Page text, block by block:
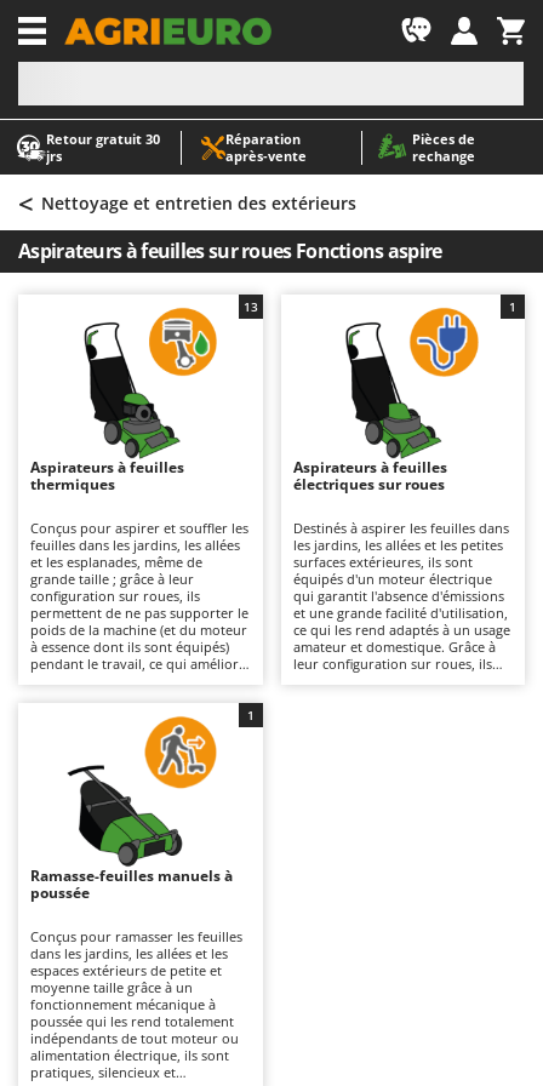
Retour gratuit 30
jrs
Réparation
après‑vente
Pièces de
rechange
-1
A
Abris de jardin
Accessoires pour tracteurs tondeuses autoportés
Aérateurs Scarificateurs pour gazon
Arracheuses de pommes de terre pour tracteur
Aspirateurs - Balais Électriques
Aspirateurs à cendres
Aspirateurs à feuilles sur roues
Aspirateurs de piscine
Aspirateurs Multifonctions
Atomiseurs agricoles pour tracteurs
Atomiseurs pour traitements
Autolaveuses
Autres produits
B
Balayeuses
Bancs de scie pour le bois - Scies à bûches
Barbecues
Bennes pour tracteur
Brosses pour sols extérieurs
Brouettes à moteur
Broyeurs à axe horizontal pour tracteur
Butteurs pour tracteur
C
Chargeurs de batterie - Démarreurs
Charrues pour tracteur
A
AgriEuro Premium
AgriEuro TOP-LINE
AGT
Airmec
AL-KO
ALA 2000
Alpina
Ama
Ambrogio Robot
Annovi Reverberi
ANTHBOT
Archman
Argo
Ariete
Artus
Attila
Awelco
B
Baesso
Bahco
< Nettoyage et entretien des extérieurs
Aspirateurs à feuilles sur roues Fonctions aspire
Aspirateurs à feuilles
thermiques
Conçus pour aspirer et souffler les
feuilles dans les jardins, les allées
et les esplanades, même de
grande taille ; grâce à leur
configuration sur roues, ils
permettent de ne pas supporter le
poids de la machine (et du moteur
à essence dont ils sont équipés)
pendant le travail, ce qui améliore
surfaces. Des machines adaptées
aussi bien aux amateurs qu'aux
professionnels, notamment grâce
à la puissance supérieure fournie
par le moteur thermique par
rapport au moteur électrique.
Certains modèles intègrent un
système de broyage des feuilles,
réduisant ainsi le volume des
déchets collectés et facilitant leur
élimination. Ils offrent un
rendement horaire élevé et une
entretien périodique du filtre à
air, de la bougie et de l'huile est
nécessaire, ainsi que le nettoyage
du système de collecte.
13
Aspirateurs à feuilles
électriques sur roues
Destinés à aspirer les feuilles dans
les jardins, les allées et les petites
surfaces extérieures, ils sont
équipés d'un moteur électrique
qui garantit l'absence d'émissions
et une grande facilité d'utilisation,
ce qui les rend adaptés à un usage
amateur et domestique. Grâce à
leur configuration sur roues, ils
1
Ramasse-feuilles manuels à
poussée
Conçus pour ramasser les feuilles
dans les jardins, les allées et les
espaces extérieurs de petite et
moyenne taille grâce à un
fonctionnement mécanique à
poussée qui les rend totalement
indépendants de tout moteur ou
alimentation électrique, ils sont
pratiques, silencieux et
1